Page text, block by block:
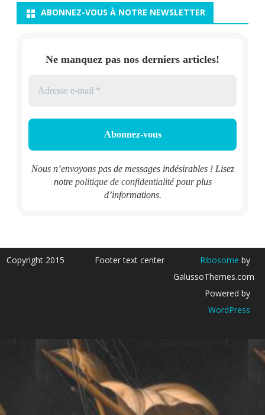
ABONNEZ-VOUS À NOTRE NEWSLETTER
Ne manquez pas nos derniers articles!
Nous n’envoyons pas de messages indésirables ! Lisez
notre politique de confidentialitépour plus
d’informations.
Copyright 2015 Footer text center Ribosome by
GalussoThemes.com
Powered by
WordPress